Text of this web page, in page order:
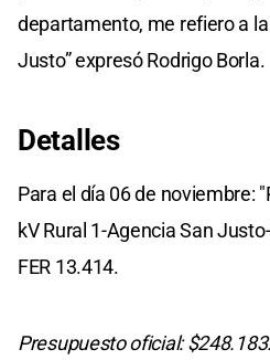
departamento, me refiero a
Justo” expresó Rodrigo Borla.
Detalles
Para el día 06 de noviembre:
kV Rural 1-Agencia San
FER 13.414.
Presupuesto oficial: